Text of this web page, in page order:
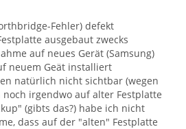
Fehler) defekt
ausgebaut zwecks
auf neues Gerät (Samsung)
neuem Geät installiert
natürlich nicht sichtbar (wegen
noch irgendwo auf alter Festplatte
(gibts das?) habe ich nicht
dass auf der "alten" Festplatte